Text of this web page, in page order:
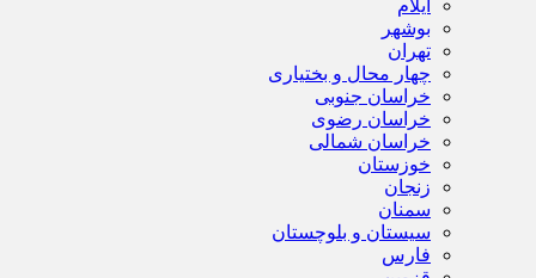
ایلام
بوشهر
تهران
چهار محال و بختیاری
خراسان جنوبی
خراسان رضوی
خراسان شمالی
خوزستان
زنجان
سمنان
سیستان و بلوچستان
فارس